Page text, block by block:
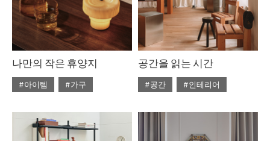
나만의 작은 휴양지
#아이템
#가구
공간을 읽는 시간
#공간
#인테리어
#2026년5월호